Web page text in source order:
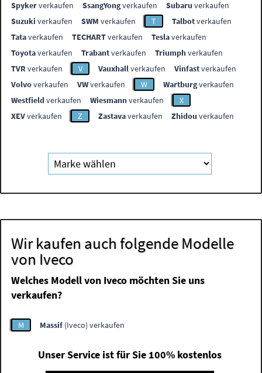
Spykerverkaufen SsangYongverkaufen Subaru verkaufen
Suzuki verkaufen SWM verkaufen T Talbotverkaufen
Tataverkaufen TECHARTverkaufen Teslaverkaufen
Toyotaverkaufen Trabantverkaufen Triumphverkaufen
TVR verkaufen V Vauxhallverkaufen Vinfastverkaufen
Volvoverkaufen VWverkaufen W Wartburgverkaufen
Westfieldverkaufen Wiesmannverkaufen
X
XEVverkaufen Z Zastavaverkaufen Zhidou verkaufen
Wir kaufen auch folgende Modelle
von Iveco
Welches Modell von Iveco möchten Sie uns
verkaufen?
M Massif (Iveco) verkaufen
Unser Service ist für Sie 100% kostenlos